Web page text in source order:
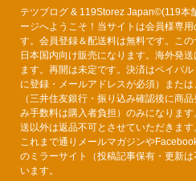
テツブログ & 119Storez Japan©︎(119本
ージへようこそ！当サイトは会員様専
す。会員登録＆配送料は無料です。こ
日本国内向け販売になります。海外発
ます。再開は未定です。決済はペイパ
に登録・メールアドレスが必須）また
（三井住友銀行・振り込み確認後に商
み手数料は購入者負担）のみになりま
送以外は返品不可とさせていただきます
これまで通りメールマガジンや
のミラーサイト（投稿記事保有・更新
います。